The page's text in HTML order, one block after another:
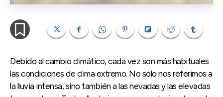
Debido al cambio climático, cada vez son más habituales
las condiciones de clima extremo. No solo nos referimos a
la lluvia intensa, sino también a las nevadas y las elevadas